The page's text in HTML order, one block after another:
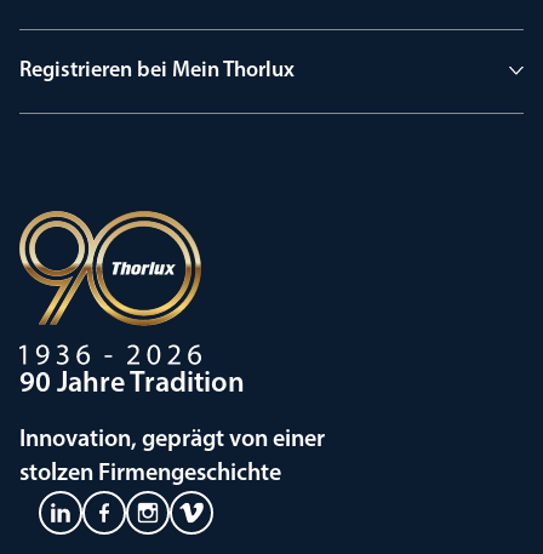
Registrieren bei Mein Thorlux
90 Jahre Tradition
Innovation, geprägt von einer
stolzen Firmengeschichte